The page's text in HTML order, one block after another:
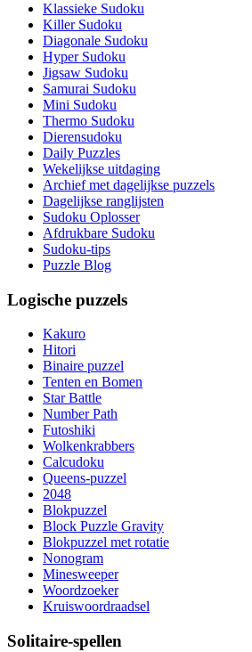
Klassieke Sudoku
Killer Sudoku
Diagonale Sudoku
Hyper Sudoku
Jigsaw Sudoku
Samurai Sudoku
Mini Sudoku
Thermo Sudoku
Dierensudoku
Daily Puzzles
Wekelijkse uitdaging
Archief met dagelijkse puzzels
Dagelijkse ranglijsten
Sudoku Oplosser
Afdrukbare Sudoku
Sudoku-tips
Puzzle Blog
Logische puzzels
Kakuro
Hitori
Binaire puzzel
Tenten en Bomen
Star Battle
Number Path
Futoshiki
Wolkenkrabbers
Calcudoku
Queens-puzzel
2048
Blokpuzzel
Block Puzzle Gravity
Blokpuzzel met rotatie
Nonogram
Minesweeper
Woordzoeker
Kruiswoordraadsel
Solitaire-spellen